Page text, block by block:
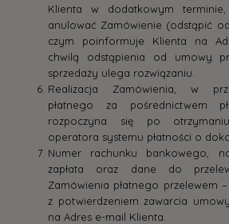
Klienta w dodatkowym
anulować Zamówienie (odstąpić
czym poinformuje Klienta na
chwilą odstąpienia od umowy
sprzedaży ulega rozwiązaniu.
Realizacja Zamówienia, w
płatnego za pośrednictwem
rozpoczyna się po
operatora systemu płatności o
Numer rachunku bankowego,
zapłata oraz dane do
Zamówienia płatnego przelewem
z potwierdzeniem zawarcia
na Adres e-mail Klienta.